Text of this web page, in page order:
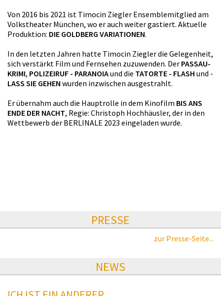
Von 2016 bis 2021 ist Timocin Ziegler Ensemblemitglied am
Volkstheater München, wo er auch weiter gastiert. Aktuelle
Produktion: DIE GOLDBERG VARIATIONEN.
In den letzten Jahren hatte Timocin Ziegler die Gelegenheit,
sich verstärkt Film und Fernsehen zuzuwenden. Der PASSAU-
KRIMI, POLIZEIRUF - PARANOIAund die TATORTE - FLASH und -
LASS SIE GEHEN wurden inzwischen ausgestrahlt.
Er übernahm auch die Hauptrolle in dem Kinofilm BIS ANS
ENDE DER NACHT, Regie: Christoph Hochhäusler, der in den
Wettbewerb der BERLINALE 2023 eingeladen wurde.
PRESSE
zur Presse-Seite...
NEWS